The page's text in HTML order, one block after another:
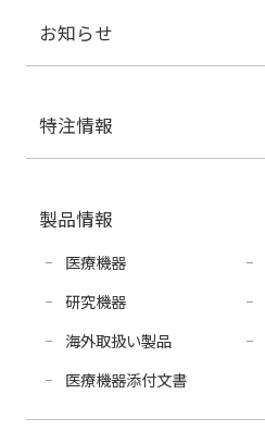
お知らせ
特注情報
製品情報
医療機器
研究機器
海外取扱い製品
医療機器添付文書